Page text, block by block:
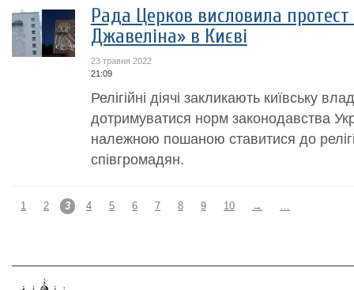
Рада Церков висловила
Джавеліна» в Києві
23 травня 2022
21:09
Релігійні діячі закликають київську
дотримуватися норм законодавства
належною пошаною ставитися до
співгромадян.
1 2 3 4 5 6 7 8 9 10 → …